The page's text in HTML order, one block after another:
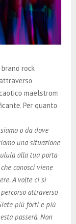
brano rock
maelstrom
Per quanto
o da dove
una situazione
alla tua porta
conosci viene
A volte ci si
percorso attraverso
più forti e più
passerà. Non